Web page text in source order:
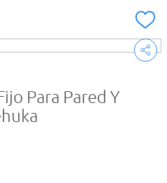
Para Pared Y